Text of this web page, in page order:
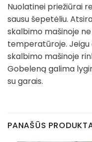
Nuolatinei priežiūrai
sausu šepetėliu.
skalbimo mašinoje
temperatūroje.
skalbimo mašinoje
Gobeleną galima
su garais.
PANAŠŪS